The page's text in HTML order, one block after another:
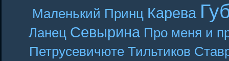
Маленький Принц Карева
Ланец Севырина Про меня и
Петрусевичюте Тильтиков